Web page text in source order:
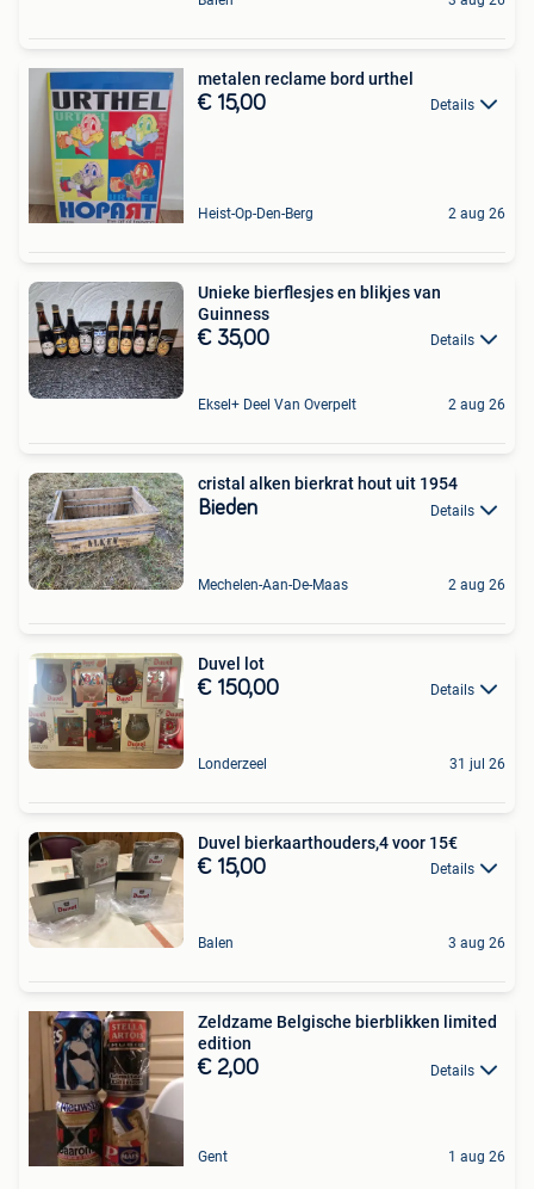
metalen reclame bord urthel
€ 15,00 Details
Heist-Op-Den-Berg 2 aug 26
Unieke bierflesjes en blikjes van
Guinness
€ 35,00 Details
Eksel+ Deel Van Overpelt 2 aug 26
cristal alken bierkrat hout uit 1954
Bieden Details
Mechelen-Aan-De-Maas 2 aug 26
Duvel lot
€ 150,00 Details
Londerzeel 31 jul 26
Duvel bierkaarthouders,4 voor 15€
€ 15,00 Details
Balen 3 aug 26
Zeldzame Belgische bierblikken limited
edition
€ 2,00 Details
Gent 1 aug 26